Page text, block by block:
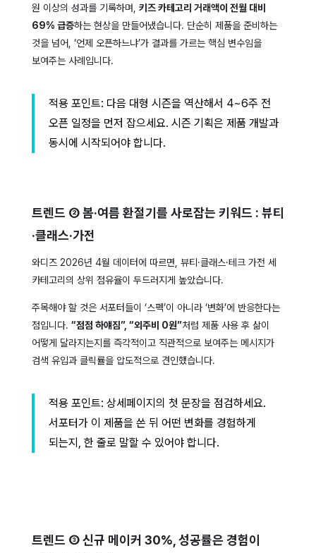
원 이상의 성과를 기록하며, 키즈 카테고리 거래액이 전월 대비
69% 급증하는 현상을 만들어냈습니다. 단순히 제품을 준비하는
것을 넘어, ‘언제 오픈하느냐’가 결과를 가르는 핵심 변수임을
보여주는 사례입니다.
적용 포인트: 다음 대형 시즌을 역산해서 4~6주 전
오픈 일정을 먼저 잡으세요. 시즌 기획은 제품 개발과
동시에 시작되어야 합니다.
트렌드 ② 봄·여름 환절기를 사로잡는 키워드 : 뷰티
·클래스·가전
와디즈 2026년 4월 데이터에 따르면, 뷰티·클래스·테크 가전 세
카테고리의 상위 점유율이 두드러지게 높았습니다.
주목해야 할 것은 서포터들이 ‘스펙’이 아니라 ‘변화’에 반응한다는
점입니다. “점점 하얘짐”, “외주비 0원”처럼 제품 사용 후 삶이
어떻게 달라지는지를 즉각적이고 직관적으로 보여주는 메시지가
검색 유입과 클릭률을 압도적으로 견인했습니다.
적용 포인트: 상세페이지의 첫 문장을 점검하세요.
서포터가 이 제품을 쓴 뒤 어떤 변화를 경험하게
되는지, 한 줄로 말할 수 있어야 합니다.
트렌드 ③ 신규 메이커 30%, 성공률은 경험이